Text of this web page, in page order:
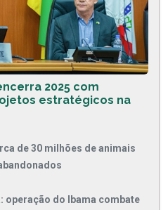
2025 com
estratégicos na
de 30 milhões de animais
operação do Ibama combate